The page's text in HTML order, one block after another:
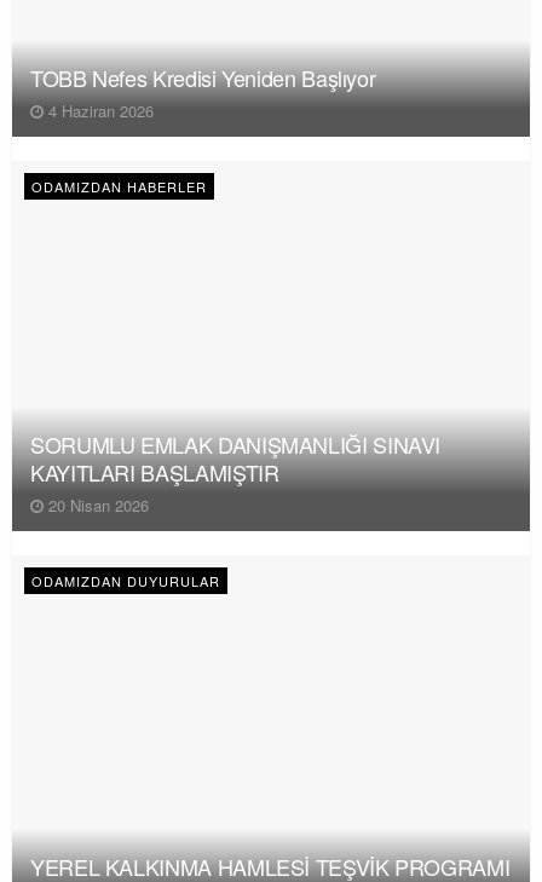
TOBB Nefes Kredisi Yeniden Başlıyor
4 Haziran 2026
ODAMIZDAN HABERLER
SORUMLU EMLAK DANIŞMANLIĞI SINAVI
KAYITLARI BAŞLAMIŞTIR
20 Nisan 2026
ODAMIZDAN DUYURULAR
YEREL KALKINMA HAMLESİ TEŞVİK PROGRAMI